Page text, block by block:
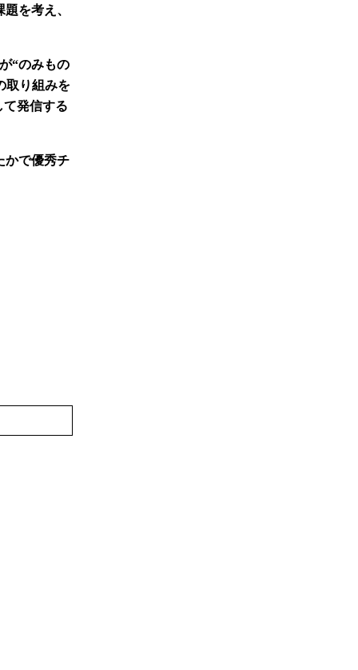
を考え、
“のみもの
取り組みを
発信する
かで優秀チ